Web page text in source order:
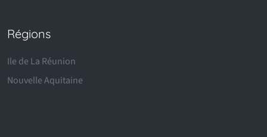
Régions
Ile de La Réunion
Nouvelle Aquitaine